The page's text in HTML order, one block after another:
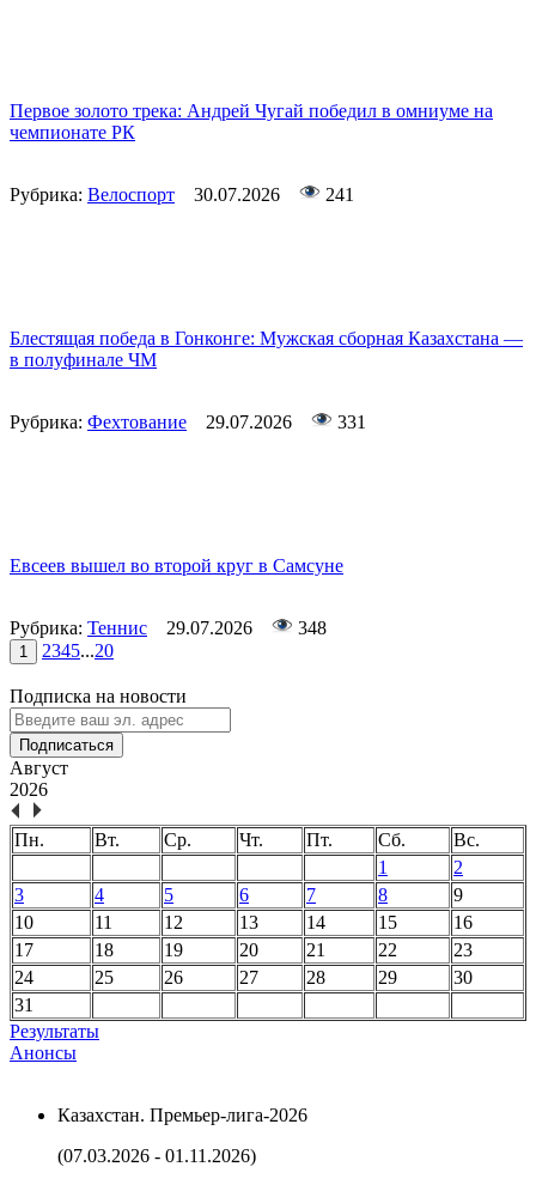
Первое золото трека: Андрей Чугай победил в омниуме на
чемпионате РК
Рубрика: Велоспорт 30.07.2026 241
Блестящая победа в Гонконге: Мужская сборная Казахстана —
в полуфинале ЧМ
Рубрика: Фехтование 29.07.2026 331
Евсеев вышел во второй круг в Самсуне
Рубрика: Теннис 29.07.2026 348
1 2345...20
Подписка на новости
Подписаться
Август
2026
Пн. Вт. Ср. Чт. Пт. Сб.
Вс.
1
2
3
4 5 6 7 8
9
10
11 12 13 14 15
16
17
18 19 20 21 22
23
24
25 26 27 28 29
30
31
Результаты
Анонсы
Казахстан. Премьер-лига-2026
(07.03.2026 - 01.11.2026)